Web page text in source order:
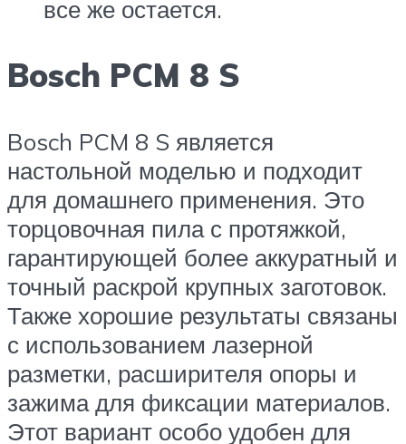
все же остается.
Bosch PCM 8 S
Bosch PCM 8 S является
настольной моделью и подходит
для домашнего применения. Это
торцовочная пила с протяжкой,
гарантирующей более аккуратный и
точный раскрой крупных заготовок.
Также хорошие результаты связаны
с использованием лазерной
разметки, расширителя опоры и
зажима для фиксации материалов.
Этот вариант особо удобен для